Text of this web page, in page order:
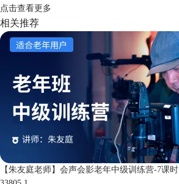
点击查看更多
相关推荐
【朱友庭老师】会声会影老年中级训练营-7课时